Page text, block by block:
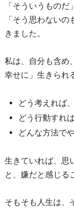
「そういうもの
「そう思わない
きました。
私は、自分も含め
幸せに」生きられ
どう考えれば
どう行動すれ
どんな方法で
生きていれば、思
と、嫌だと感じる
そもそも人生は、